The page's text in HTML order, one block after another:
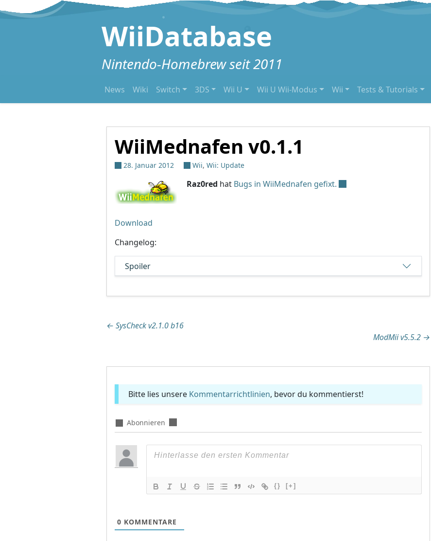
Zum Inhalt springen
WiiDatabase
Nintendo-Homebrew seit 2011
News Wiki Switch 3DS Wii U Wii U Wii-Modus Wii Tests & Tutorials
WiiMednafen v0.1.1
28. Januar 2012 Wii, Wii: Update
Raz0red hat Bugs in WiiMednafen gefixt.
Download
Changelog:
Spoiler
Beitragsnavigation
← SysCheck v2.1.0 b16
ModMii v5.5.2 →
Bitte lies unsere Kommentarrichtlinien, bevor du kommentierst!
Abonnieren
{} [+]
0 KOMMENTARE